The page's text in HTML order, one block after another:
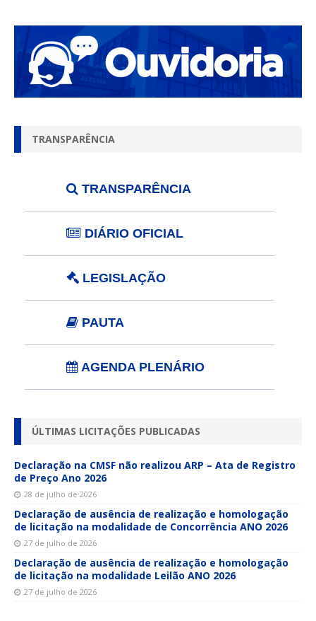
TRANSPARÊNCIA
TRANSPARÊNCIA
DIÁRIO OFICIAL
LEGISLAÇÃO
PAUTA
AGENDA PLENÁRIO
ÚLTIMAS LICITAÇÕES PUBLICADAS
Declaração na CMSF não realizou ARP – Ata de Registro
de Preço Ano 2026
28 de julho de 2026
Declaração de ausência de realização e homologação
de licitação na modalidade de Concorrência ANO 2026
27 de julho de 2026
Declaração de ausência de realização e homologação
de licitação na modalidade Leilão ANO 2026
27 de julho de 2026